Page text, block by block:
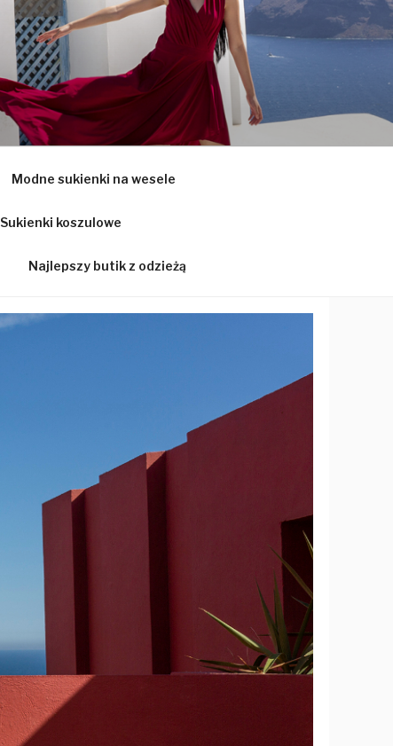
Modne sukienki na wesele
Sukienki koszulowe
Najlepszy butik z odzieżą